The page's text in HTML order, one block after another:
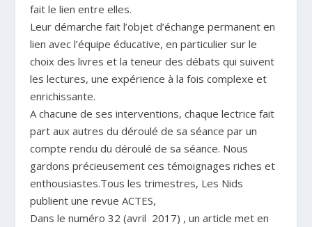
fait le lien entre elles.
Leur démarche fait l’objet d’échange permanent en
lien avec l’équipe éducative, en particulier sur le
choix des livres et la teneur des débats qui suivent
les lectures, une expérience à la fois complexe et
enrichissante.
A chacune de ses interventions, chaque lectrice fait
part aux autres du déroulé de sa séance par un
compte rendu du déroulé de sa séance. Nous
gardons précieusement ces témoignages riches et
enthousiastes.Tous les trimestres, Les Nids
publient une revue ACTES,
Dans le numéro 32 (avril 2017) , un article met en